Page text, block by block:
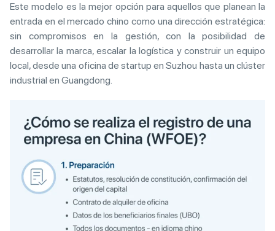
Este modelo es la mejor opción para aquellos que planean la
entrada en el mercado chino como una dirección estratégica:
sin compromisos en la gestión, con la posibilidad de
desarrollar la marca, escalar la logística y construir un equipo
local, desde una oficina de startup en Suzhou hasta un clúster
industrial en Guangdong.